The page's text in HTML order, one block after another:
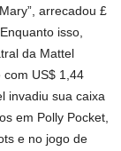
arrecadou £
isso,
da Mattel
com US$ 1,44
invadiu sua caixa
em Polly Pocket,
e no jogo de